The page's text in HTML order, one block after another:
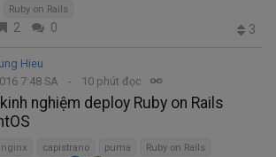
Ruby on Rails
2 0 3
Hieu
7:48 SA
10 phút đọc
nghiệm deploy Ruby on Rails
nginx capistrano puma Ruby on Rails